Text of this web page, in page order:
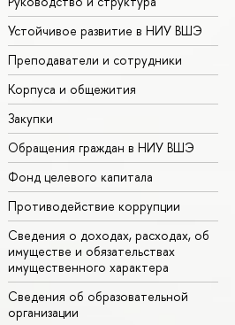
Устойчивое развитие в НИУ ВШЭ
Преподаватели и сотрудники
Корпуса и общежития
Закупки
Обращения граждан в НИУ ВШЭ
Фонд целевого капитала
Противодействие коррупции
Сведения о доходах, расходах, об
имуществе и обязательствах
имущественного характера
Сведения об образовательной
организации